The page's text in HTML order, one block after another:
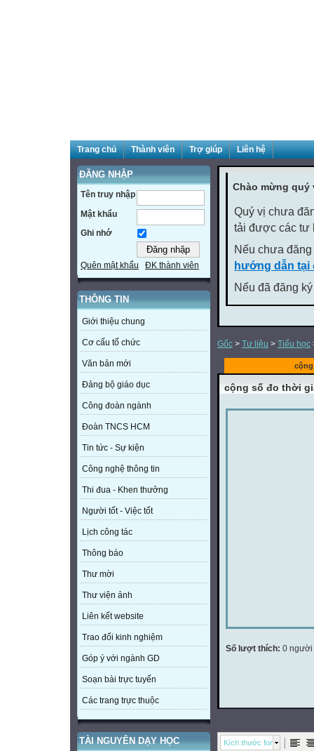
Trang chủ Thành viên Trợ giúp Liên hệ
ĐĂNG NHẬP
Tên truy nhập
Mật khẩu
Ghi nhớ
Quên mật khẩu ĐK thành viên
THÔNG TIN
Giới thiệu chung
Cơ cấu tổ chức
Văn bản mới
Đảng bộ giáo dục
Công đoàn ngành
Đoàn TNCS HCM
Tin tức - Sự kiện
Công nghệ thông tin
Thi đua - Khen thưởng
Người tốt - Việc tốt
Lịch công tác
Thông báo
Thư mời
Thư viện ảnh
Liên kết website
Trao đổi kinh nghiệm
Góp ý với ngành GD
Soạn bài trực tuyến
Các trang trực thuộc
TÀI NGUYÊN DẠY HỌC
Chào mừng
Quý vị chưa
tải được các tư
Nếu chưa
hướng dẫn tại
Nếu đã đăng
Gốc > Tư liệu > Tiểu học
cộng số đo thời
Số lượt thích: 0 người
Kích thước font